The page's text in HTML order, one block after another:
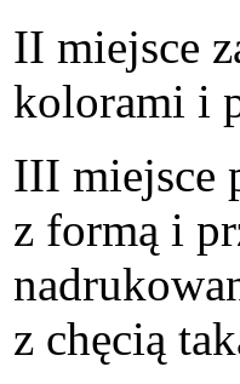
II miejsce
kolorami i
III miejsce
z formą i
z chęcią